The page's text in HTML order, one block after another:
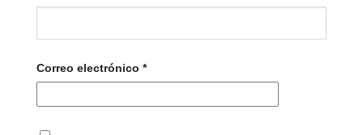
Correo electrónico *